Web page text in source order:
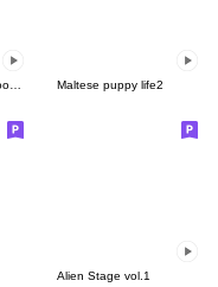
Maltese puppy life2
Alien Stage vol.1